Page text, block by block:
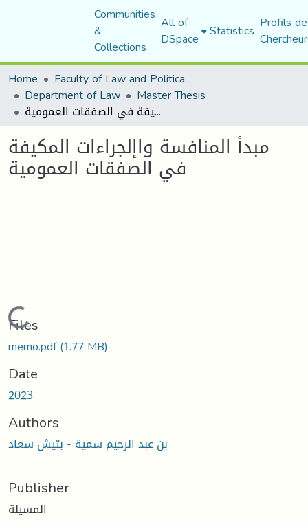
Communities
&
Collections
All of
DSpace Statistics Profils
Home
Faculty of Law and Political Science
Department of Law Master Thesis
مبدأ المنافسة واإلجراءات المكيفة في الصفقات العمومية
مبدأ المنافسة واإلجراءات المكيفة
في الصفقات العمومية
Loading...
Files
memo.pdf(1.77 MB)
Date
2023
Authors
بن عبد الرحيم سمية - بتيش سعاد
Publisher
المسيلة